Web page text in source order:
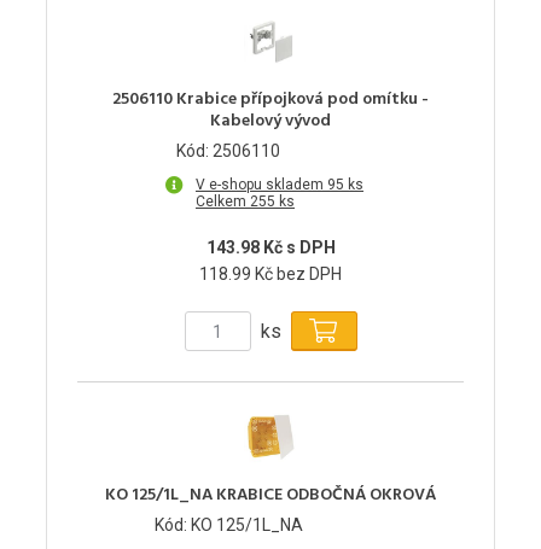
2506110 Krabice přípojková pod omítku -
Kabelový vývod
Kód: 2506110
V e-shopu skladem 95 ks
Celkem 255 ks
143.98 Kč s DPH
118.99 Kč bez DPH
ks
KO 125/1L_NA KRABICE ODBOČNÁ OKROVÁ
Kód: KO 125/1L_NA